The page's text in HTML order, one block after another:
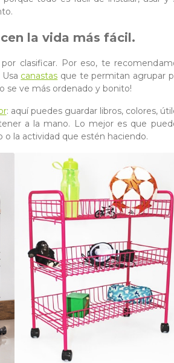
la vida más fácil.
clasificar. Por eso, te
canastas que te permitan agrupar
se ve más ordenado y bonito!
: aquí puedes guardar libros, colores,
a la mano. Lo mejor es que
la actividad que estén haciendo.